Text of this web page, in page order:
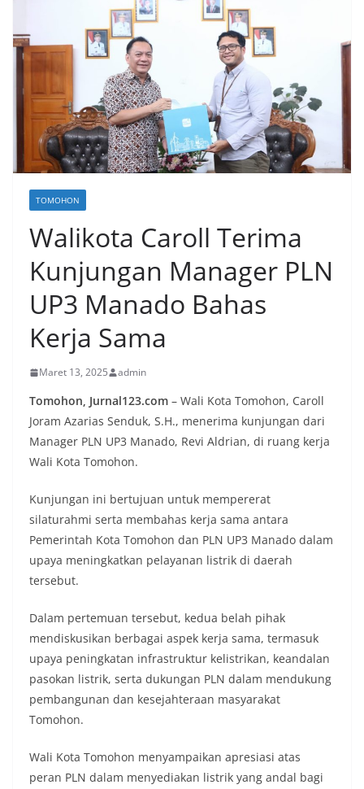
TOMOHON
Walikota Caroll Terima
Kunjungan Manager PLN
UP3 Manado Bahas
Kerja Sama
Maret 13, 2025 admin
Tomohon, Jurnal123.com – Wali Kota Tomohon, Caroll
Joram Azarias Senduk, S.H., menerima kunjungan dari
Manager PLN UP3 Manado, Revi Aldrian, di ruang kerja
Wali Kota Tomohon.
Kunjungan ini bertujuan untuk mempererat
silaturahmi serta membahas kerja sama antara
Pemerintah Kota Tomohon dan PLN UP3 Manado dalam
upaya meningkatkan pelayanan listrik di daerah
tersebut.
Dalam pertemuan tersebut, kedua belah pihak
mendiskusikan berbagai aspek kerja sama, termasuk
upaya peningkatan infrastruktur kelistrikan, keandalan
pasokan listrik, serta dukungan PLN dalam mendukung
pembangunan dan kesejahteraan masyarakat
Tomohon.
Wali Kota Tomohon menyampaikan apresiasi atas
peran PLN dalam menyediakan listrik yang andal bagi